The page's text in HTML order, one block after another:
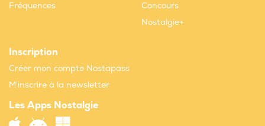
Fréquences
Concours
Nostalgie+
Inscription
Créer mon compte Nostapass
M'inscrire à la newsletter
Les Apps Nostalgie